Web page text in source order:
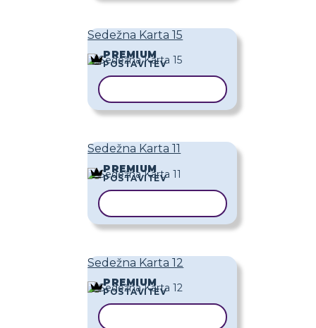
Sedežna Karta 15
PREMIUM
POSTAVITEV
Sedežna Karta 11
PREMIUM
POSTAVITEV
Sedežna Karta 12
PREMIUM
POSTAVITEV